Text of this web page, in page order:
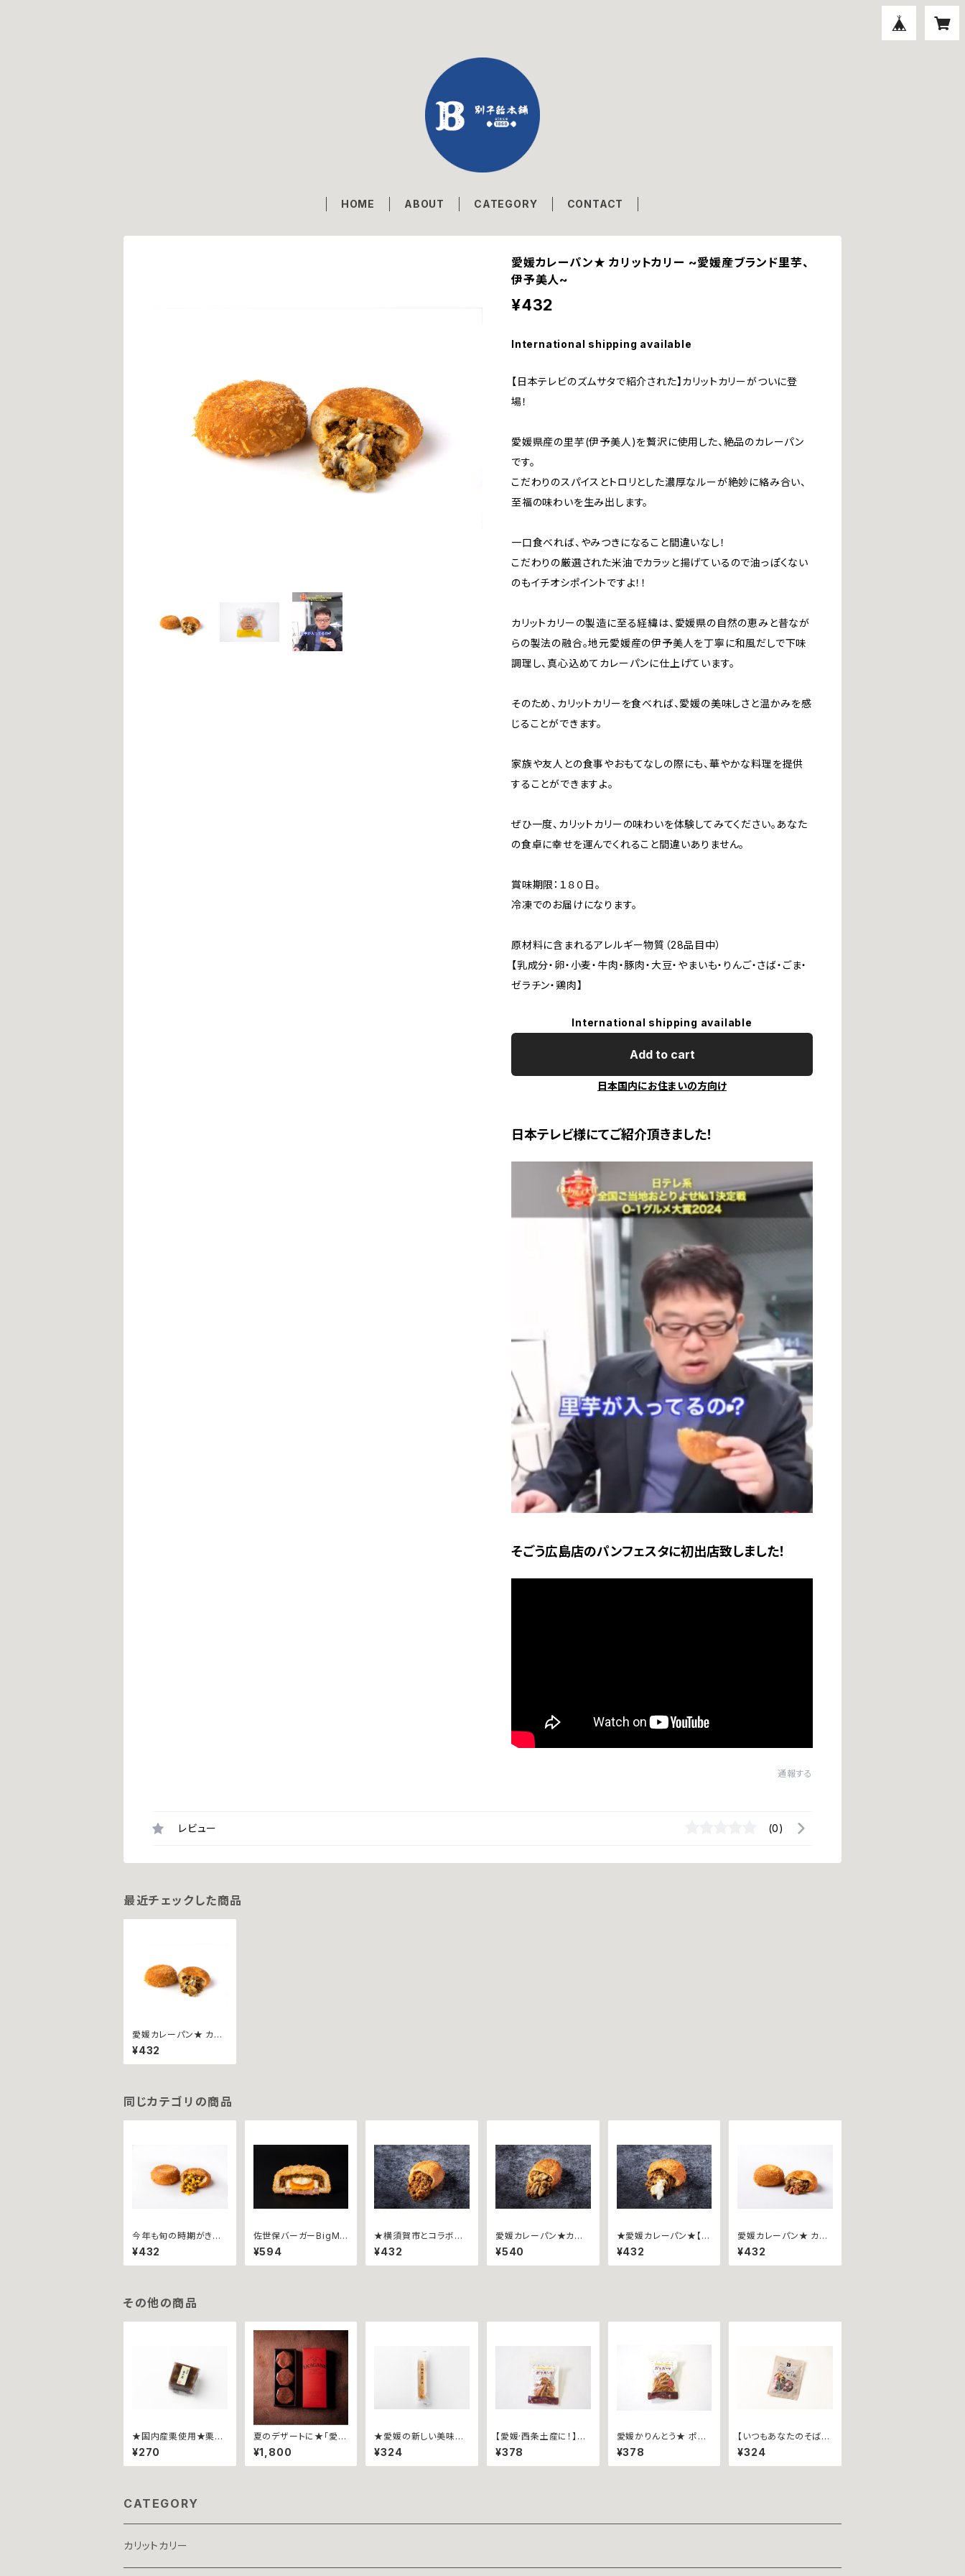
HOME ABOUT CATEGORY CONTACT
愛媛カレーパン★ カリットカリー ~愛媛産ブランド里芋、
伊予美人~
¥432
International shipping available
【日本テレビのズムサタで紹介された】カリットカリーがついに登
場！
愛媛県産の里芋(伊予美人)を贅沢に使用した、絶品のカレーパン
です。
こだわりのスパイスとトロリとした濃厚なルーが絶妙に絡み合い、
至福の味わいを生み出します。
一口食べれば、やみつきになること間違いなし！
こだわりの厳選された米油でカラッと揚げているので油っぽくない
のもイチオシポイントですよ！！
カリットカリーの製造に至る経緯は、愛媛県の自然の恵みと昔なが
らの製法の融合。地元愛媛産の伊予美人を丁寧に和風だしで下味
調理し、真心込めてカレーパンに仕上げています。
そのため、カリットカリーを食べれば、愛媛の美味しさと温かみを感
じることができます。
家族や友人との食事やおもてなしの際にも、華やかな料理を提供
することができますよ。
ぜひ一度、カリットカリーの味わいを体験してみてください。あなた
の食卓に幸せを運んでくれること間違いありません。
賞味期限：１８０日。
冷凍でのお届けになります。
原材料に含まれるアレルギー物質（28品目中）
【乳成分・卵・小麦・牛肉・豚肉・大豆・やまいも・りんご・さば・ごま・
ゼラチン・鶏肉】
International shipping available
Add to cart
日本国内にお住まいの方向け
日本テレビ様にてご紹介頂きました！
そごう広島店のパンフェスタに初出店致しました！
通報する
レビュー (0)
最近チェックした商品
愛媛カレーパン★ カリ
ットカリー ~愛媛産ブラ
ンド里芋、伊予美人~
¥432
同じカテゴリの商品
今年も旬の時期がきま
した★数量限定販売★
カリットカリー ~ぎっし
りスイートコーン~
¥432
佐世保バーガーBigMa
nコラボ★ カリットカリ
ー ~ベーコンエッグチ
ーズ~
¥594
★横須賀市とコラボ★
カリットカリー ~よこす
か海軍カレー~
¥432
愛媛カレーパン★カリッ
トカリー ~甘とろ豚~
¥540
★愛媛カレーパン★【カ
レーパングランプリ202
2金賞受賞商品】カリッ
トカリー ~瀬戸内レモン
¥432
愛媛カレーパン★ カリ
ットカリー ~愛媛西予
市城川の貴重なウイン
ナー~
¥432
その他の商品
★国内産栗使用★栗羊
羹~ミニ~
¥270
夏のデザートに★「愛媛
産中山栗を贅沢に使用
したヌガーグラッセサン
ド」AKAGANE ●3個箱
¥1,800
★愛媛の新しい美味し
さ★和・チーズケーキ~
伊予柑~
¥324
【愛媛·西条土産に！】ポ
リポーリ ~鉄板ナポリ
タン40ｇ袋入~
¥378
愛媛かりんとう★ ポリ
ポーリ ~スパイスカレー
４０ｇ袋入∼
¥378
【いつもあなたのそば
に！】ミルクたっぷり別子
飴
¥324
CATEGORY
カリットカリー